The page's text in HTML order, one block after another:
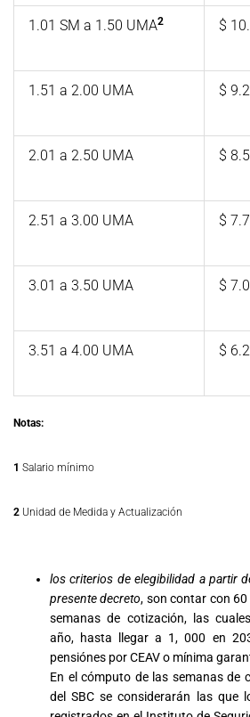
1.01 SM a 1.50 UMA2 $
1.51 a 2.00 UMA $
2.01 a 2.50 UMA $
2.51 a 3.00 UMA $
3.01 a 3.50 UMA $
3.51 a 4.00 UMA $
Notas:
1 Salario mínimo
2 Unidad de Medida y Actualización
los criterios de elegibilidad a partir
presente decreto, son contar con
semanas de cotización, las
año, hasta llegar a 1, 000 en
pensiónes por CEAV o mínima
En el cómputo de las semanas de
del SBC se considerarán las que